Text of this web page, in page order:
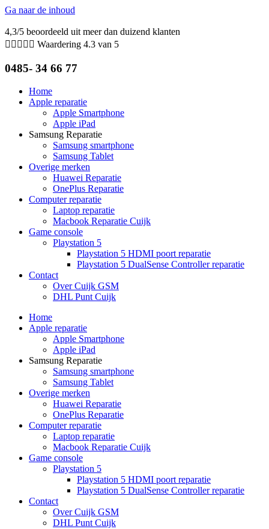
Ga naar de inhoud
4,3/5 beoordeeld uit meer dan duizend klanten
     Waardering 4.3 van 5
0485- 34 66 77
Home
Apple reparatie
Apple Smartphone
Apple iPad
Samsung Reparatie
Samsung smartphone
Samsung Tablet
Overige merken
Huawei Reparatie
OnePlus Reparatie
Computer reparatie
Laptop reparatie
Macbook Reparatie Cuijk
Game console
Playstation 5
Playstation 5 HDMI poort reparatie
Playstation 5 DualSense Controller reparatie
Contact
Over Cuijk GSM
DHL Punt Cuijk
Home
Apple reparatie
Apple Smartphone
Apple iPad
Samsung Reparatie
Samsung smartphone
Samsung Tablet
Overige merken
Huawei Reparatie
OnePlus Reparatie
Computer reparatie
Laptop reparatie
Macbook Reparatie Cuijk
Game console
Playstation 5
Playstation 5 HDMI poort reparatie
Playstation 5 DualSense Controller reparatie
Contact
Over Cuijk GSM
DHL Punt Cuijk